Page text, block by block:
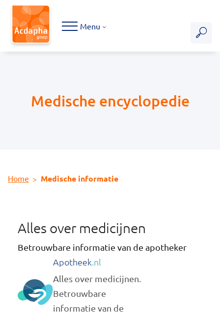
Hoofdmenu
Menu
Home Medische informatie
Medische encyclopedie
Alles over medicijnen
Betrouwbare informatie van de apotheker
Apotheek.nl
Alles over medicijnen.
Betrouwbare
informatie van de